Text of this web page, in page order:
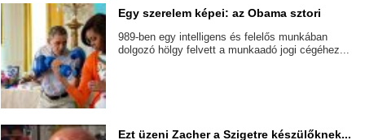
Egy szerelem képei: az Obama sztori
989-ben egy intelligens és felelős munkában
dolgozó hölgy felvett a munkaadó jogi cégéhez...
Ezt üzeni Zacher a Szigetre készülőknek...